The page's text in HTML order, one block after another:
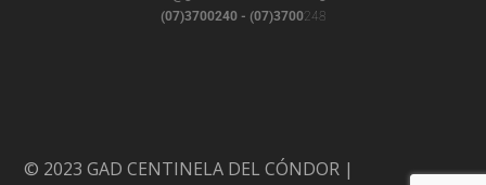
(07)3700240 - (07)3700248
© 2023 GAD CENTINELA DEL CÓNDOR |